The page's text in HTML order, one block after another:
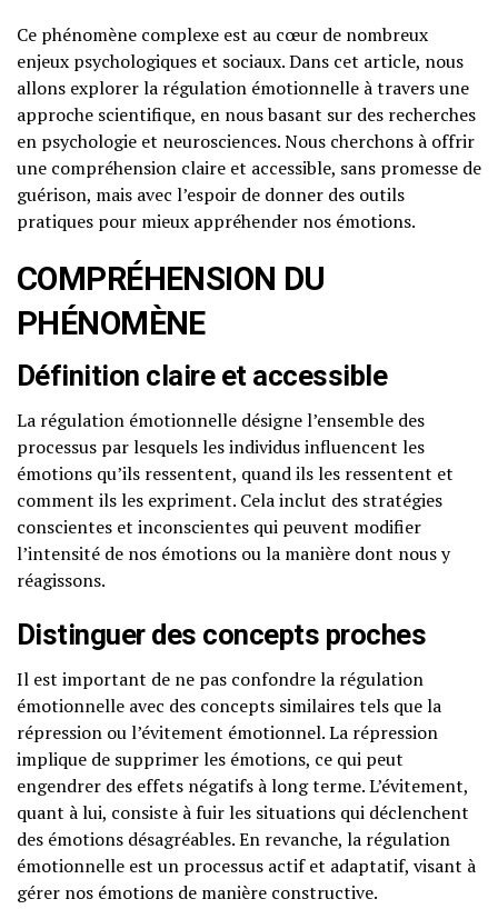
Ce phénomène complexe est au cœur de nombreux
enjeux psychologiques et sociaux. Dans cet article, nous
allons explorer la régulation émotionnelle à travers une
approche scientifique, en nous basant sur des recherches
en psychologie et neurosciences. Nous cherchons à offrir
une compréhension claire et accessible, sans promesse de
guérison, mais avec l’espoir de donner des outils
pratiques pour mieux appréhender nos émotions.
COMPRÉHENSION DU
PHÉNOMÈNE
Définition claire et accessible
La régulation émotionnelle désigne l’ensemble des
processus par lesquels les individus influencent les
émotions qu’ils ressentent, quand ils les ressentent et
comment ils les expriment. Cela inclut des stratégies
conscientes et inconscientes qui peuvent modifier
l’intensité de nos émotions ou la manière dont nous y
réagissons.
Distinguer des concepts proches
Il est important de ne pas confondre la régulation
émotionnelle avec des concepts similaires tels que la
répression ou l’évitement émotionnel. La répression
implique de supprimer les émotions, ce qui peut
engendrer des effets négatifs à long terme. L’évitement,
quant à lui, consiste à fuir les situations qui déclenchent
des émotions désagréables. En revanche, la régulation
émotionnelle est un processus actif et adaptatif, visant à
gérer nos émotions de manière constructive.